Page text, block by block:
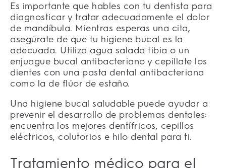
Es importante que hables con tu dentista para
diagnosticar y tratar adecuadamente el dolor
de mandíbula. Mientras esperas una cita,
asegúrate de que tu higiene bucal es la
adecuada. Utiliza agua salada tibia o un
enjuague bucal antibacteriano y cepíllate los
dientes con una pasta dental antibacteriana
como la de flúor de estaño.
Una higiene bucal saludable puede ayudar a
prevenir el desarrollo de problemas dentales:
encuentra los mejores dentífricos, cepillos
eléctricos, colutorios e hilo dental para ti.
Tratamiento médico para el